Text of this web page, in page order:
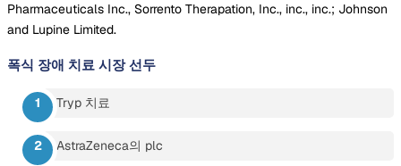
Pharmaceuticals Inc., Sorrento Therapation, Inc., inc., inc.; Johnson
and Lupine Limited.
폭식 장애 치료 시장 선두
Tryp 치료
AstraZeneca의 plc